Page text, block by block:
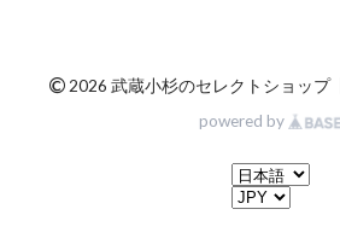
©2026 武蔵小杉のセレクトショップ
powered by